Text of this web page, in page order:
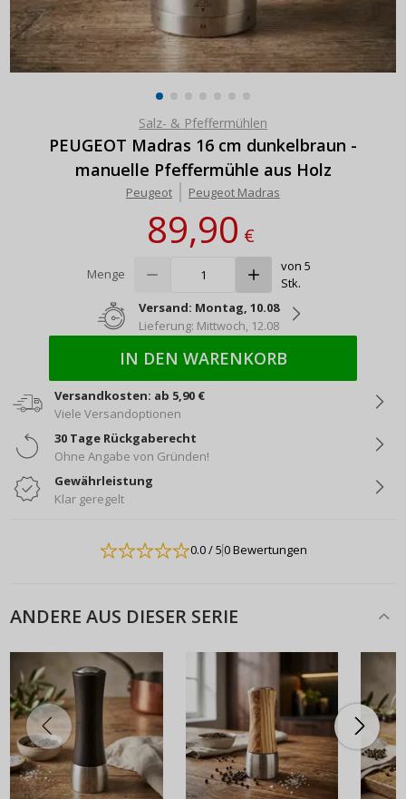
Salz- & Pfeffermühlen
PEUGEOT Madras 16 cm dunkelbraun -
manuelle Pfeffermühle aus Holz
Peugeot Peugeot Madras
89,90€
Menge
von 5
Stk.
Versand: Montag, 10.08
Lieferung: Mittwoch, 12.08
IN DEN WARENKORB
Versandkosten: ab 5,90 €
Viele Versandoptionen
30 Tage Rückgaberecht
Ohne Angabe von Gründen!
Gewährleistung
Klar geregelt
0.0/ 50 Bewertungen
ANDERE AUS DIESER SERIE